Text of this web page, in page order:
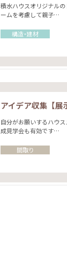
積水ハウスオリジナル
ームを考慮して親子…
構造・建材
アイデア収集【展
自分がお願いするハウ
成見学会も有効です…
間取り